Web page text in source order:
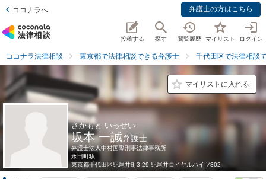
ココナラへ 弁護士の方はこちら
投稿する 探す 閲覧履歴 マイリスト ログイン
ココナラ法律相談 東京都で法律相談できる弁護士 千代田区で法律相談
マイリストに入れる
さかもと いっせい
坂本 一誠弁護士
弁護士法人中村国際刑事法律事務所
永田町駅
東京都千代田区紀尾井町3-29 紀尾井ロイヤルハイツ302